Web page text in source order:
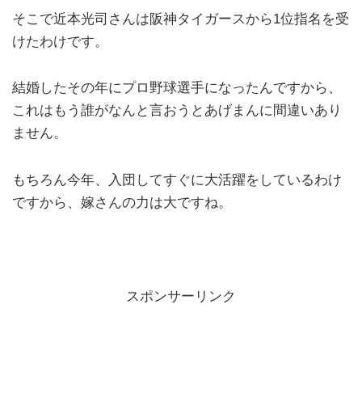
そこで近本光司さんは阪神タイガースから1位指名を受
けたわけです。
結婚したその年にプロ野球選手になったんですから、
これはもう誰がなんと言おうとあげまんに間違いあり
ません。
もちろん今年、入団してすぐに大活躍をしているわけ
ですから、嫁さんの力は大ですね。
スポンサーリンク